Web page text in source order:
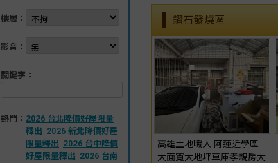
樓層：
影音：
關鍵字：
熱門： 2026 台北降價好屋限量
釋出 2026 新北降價好屋
限量釋出 2026 台中降價
好屋限量釋出 2026 台南
鑽石發燒區
高雄土地職人 阿蓮近學區
大面寬大地坪車庫孝親房大